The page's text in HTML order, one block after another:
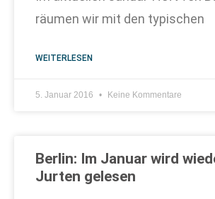
räumen wir mit den typischen
WEITERLESEN
5. Januar 2016 Keine Kommentare
Berlin: Im Januar wird
Jurten gelesen